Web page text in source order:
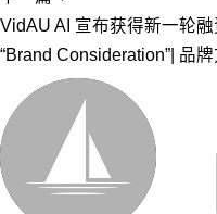
VidAU AI 宣布获得新一轮
“Brand Consideration”| 品